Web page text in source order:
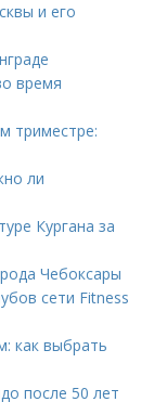
и его
время
триместре:
ли
Кургана за
Чебоксары
сети Fitness
как выбрать
после 50 лет